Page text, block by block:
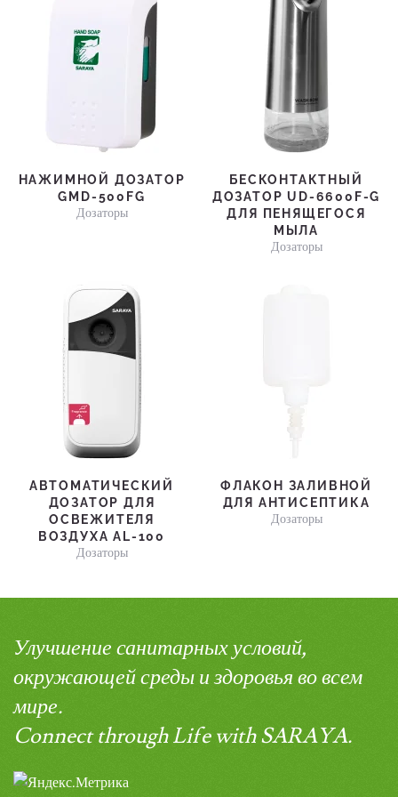
НАЖИМНОЙ ДОЗАТОР
GMD-500FG
Дозаторы
БЕСКОНТАКТНЫЙ
ДОЗАТОР UD-6600F-G
ДЛЯ ПЕНЯЩЕГОСЯ
МЫЛА
Дозаторы
АВТОМАТИЧЕСКИЙ
ДОЗАТОР ДЛЯ
ОСВЕЖИТЕЛЯ
ВОЗДУХА AL-100
Дозаторы
ФЛАКОН ЗАЛИВНОЙ
ДЛЯ АНТИСЕПТИКА
Дозаторы
Улучшение санитарных условий,
окружающей среды и здоровья во всем
мире.
Connect through Life with SARAYA.